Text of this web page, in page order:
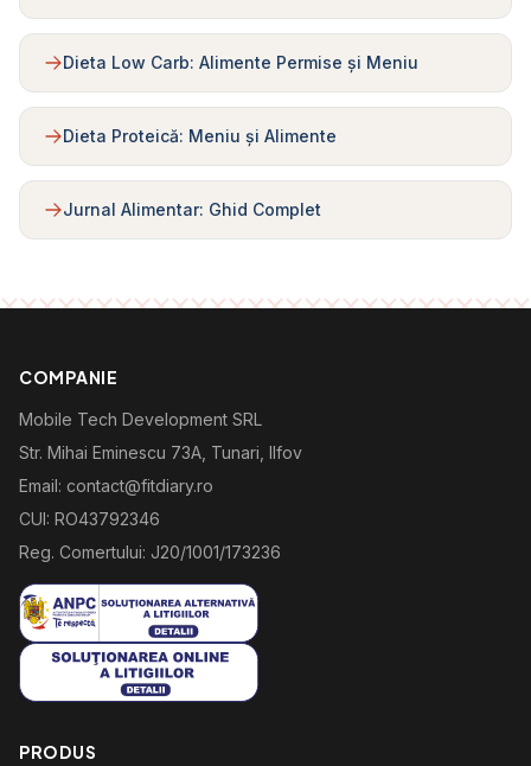
Dieta Low Carb: Alimente Permise și Meniu
Dieta Proteică: Meniu și Alimente
Jurnal Alimentar: Ghid Complet
COMPANIE
Mobile Tech Development SRL
Str. Mihai Eminescu 73A, Tunari, Ilfov
Email: contact@fitdiary.ro
CUI: RO43792346
Reg. Comertului: J20/1001/173236
PRODUS